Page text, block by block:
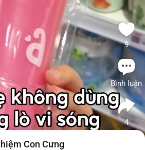
9
Bình luận
4
Con Cưng